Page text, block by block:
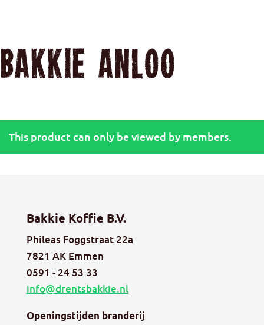
Bakkie Anloo
This product can only be viewed by members.
Bakkie Koffie B.V.
Phileas Foggstraat 22a
7821 AK Emmen
0591 - 24 53 33
info@drentsbakkie.nl
Openingstijden branderij